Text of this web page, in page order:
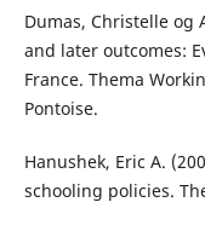
Dumas, Christelle og
and later outcomes:
France. Thema
Pontoise.
Hanushek, Eric A.
schooling policies.